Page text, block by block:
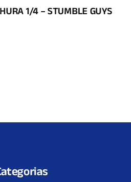
1/4 – STUMBLE GUYS